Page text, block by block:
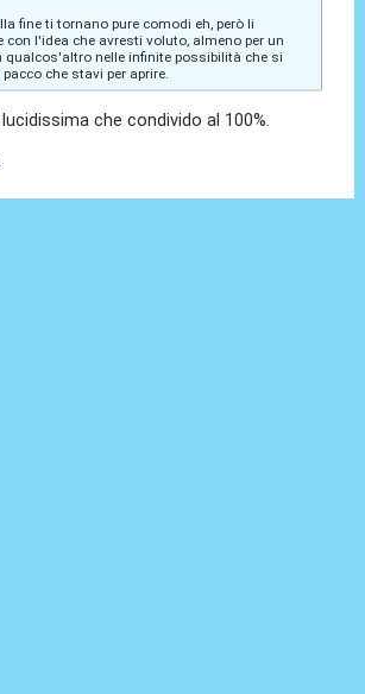
fine ti tornano pure comodi eh, però li
con l'idea che avresti voluto, almeno per un
qualcos'altro nelle infinite possibilità che si
che stavi per aprire.
che condivido al 100%.